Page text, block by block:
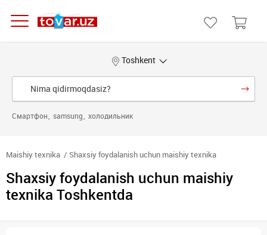
Toshkent
Смартфон samsung холодильник
Maishiy texnika Shaxsiy foydalanish uchun maishiy texnika
Shaxsiy foydalanish uchun maishiy
texnika Toshkentda